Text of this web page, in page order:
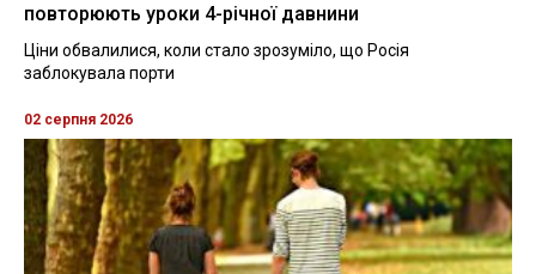
повторюють уроки 4-річної давнини
Ціни обвалилися, коли стало зрозуміло, що Росія
заблокувала порти
02 серпня 2026